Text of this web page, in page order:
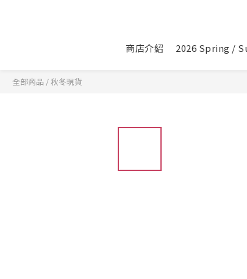
商店介紹 2026 Spring /
全部商品 /秋冬現貨